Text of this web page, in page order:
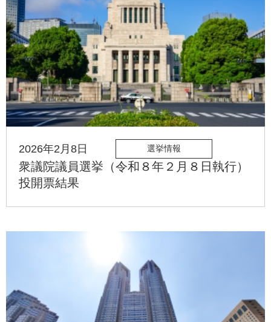
2026年2月8日 選挙情報
衆議院議員選挙（令和８年２月８日執行）
投開票結果